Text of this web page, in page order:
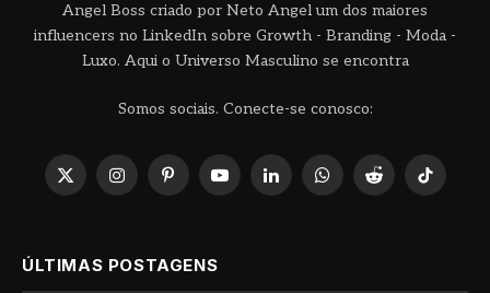
Angel Boss criado por Neto Angel um dos maiores
influencers no LinkedIn sobre Growth - Branding - Moda -
Luxo. Aqui o Universo Masculino se encontra
Somos sociais. Conecte-se conosco:
X
InstagramPinterestYouTubeLinkedInWhatsApp
Reddit TikTok
ÚLTIMAS POSTAGENS